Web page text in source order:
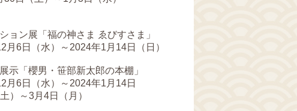
ョン展「福の神さま ゑびすさま」
6日（水）～2024年1月14日（日）
示「櫻男・笹部新太郎の本棚」
6日（水）～2024年1月14日
）～3月4日（月）